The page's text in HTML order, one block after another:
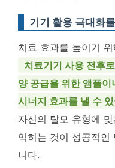
기기 활용 극대화
치료 효과를 높이기
치료기기 사용 전후
양 공급을 위한 앰플
시너지 효과를 낼 수
자신의 탈모 유형에
익히는 것이 성공적인
니다.